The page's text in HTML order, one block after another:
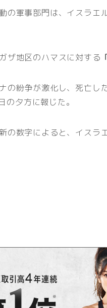
の軍事部門は、イスラエ
ザ地区のハマスに対する
の紛争が激化し、死亡
夕方に報じた。
の数字によると、イスラ